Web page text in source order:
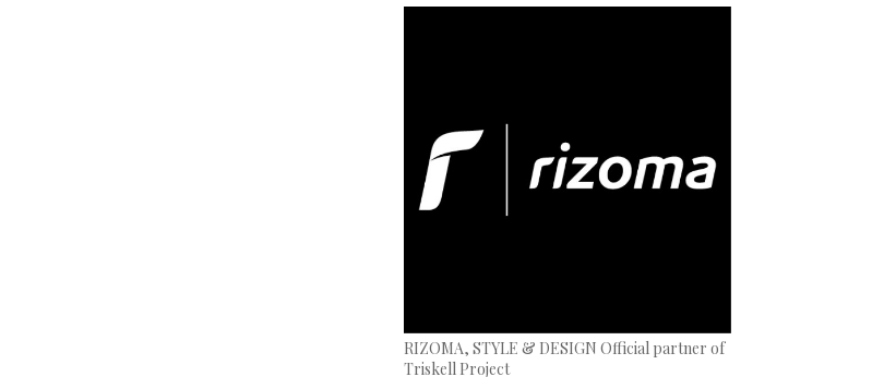
RIZOMA, STYLE & DESIGN Official partner of
Triskell Project